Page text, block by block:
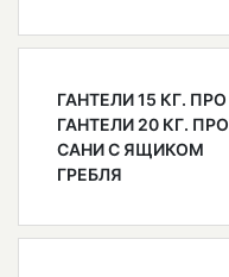
ГАНТЕЛИ 15 КГ. ПРО
ГАНТЕЛИ 20 КГ. ПРО
САНИ С ЯЩИКОМ
ГРЕБЛЯ